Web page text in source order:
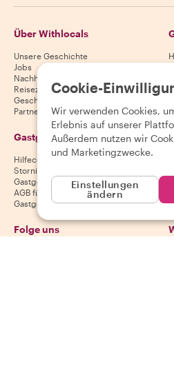
Über Withlocals
Unsere Geschichte
Jobs
Nachhaltigkeit
Reiseziele
Geschenkgutscheine
Partnerschaften
Gastgeber
Hilfecenter für Gastgeber
Stornierungsbedingungen für
Gastgeber
AGB für Gastgeber
Gastgeber werden
Folge uns
Cookie-
Wir verwenden Cookies,
Erlebnis auf unserer
Außerdem nutzen wir
und Marketingzwecke.
Einstellungen
ändern